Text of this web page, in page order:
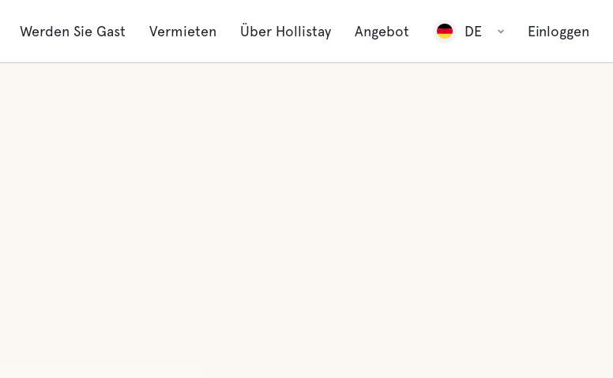
Werden Sie Gast Vermieten Über Hollistay Angebot DE Einloggen